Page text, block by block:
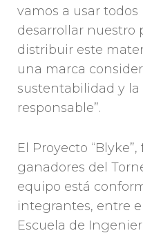
vamos a usar todos
desarrollar nuestro
distribuir este
una marca
sustentabilidad y
responsable”.
El Proyecto
ganadores del
equipo está
integrantes, entre
Escuela de